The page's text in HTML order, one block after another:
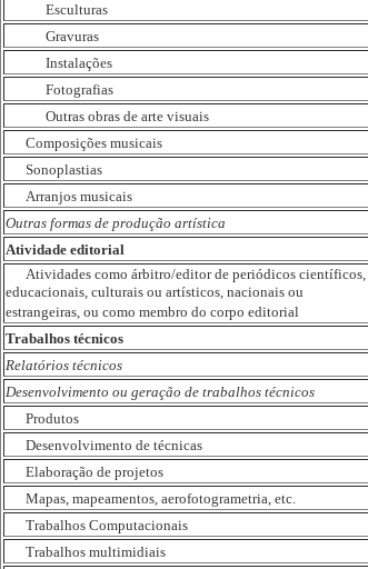
Esculturas
Gravuras
Instalações
Fotografias
Outras obras de arte visuais
Composições musicais
Sonoplastias
Arranjos musicais
Outras formas de produção artística
Atividade editorial
Atividades como árbitro/editor de periódicos científicos,
educacionais, culturais ou artísticos, nacionais ou
estrangeiras, ou como membro do corpo editorial
Trabalhos técnicos
Relatórios técnicos
Desenvolvimento ou geração de trabalhos técnicos
Produtos
Desenvolvimento de técnicas
Elaboração de projetos
Mapas, mapeamentos, aerofotogrametria, etc.
Trabalhos Computacionais
Trabalhos multimidiais